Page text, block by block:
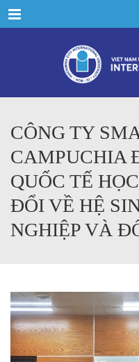
Menu
CÔNG TY
CAMPUCHIA
QUỐC TẾ
ĐỔI VỀ HỆ
NGHIỆP VÀ